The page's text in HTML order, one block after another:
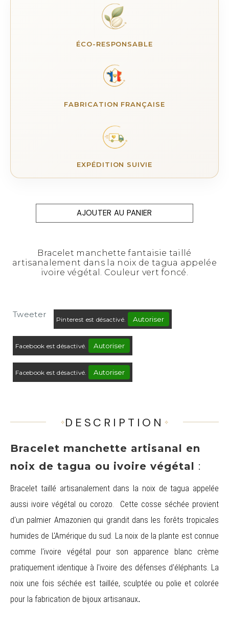
ÉCO-RESPONSABLE
FABRICATION FRANÇAISE
EXPÉDITION SUIVIE
AJOUTER AU PANIER
Bracelet manchette fantaisie taillé
artisanalement dans la noix de tagua appelée
ivoire végétal. Couleur vert foncé.
Tweeter
Pinterest est désactivé. Autoriser
Facebook est désactivé. Autoriser
Facebook est désactivé. Autoriser
DESCRIPTION
Bracelet manchette artisanal en
noix de tagua ou ivoire végétal :
Bracelet taillé artisanalement dans la noix de tagua appelée
aussi ivoire végétal ou corozo. Cette cosse séchée provient
d'un palmier Amazonien qui grandit dans les forêts tropicales
humides de L'Amérique du sud. La noix de la plante est connue
comme l'ivoire végétal pour son apparence blanc crème
pratiquement identique à l'ivoire des défenses d'éléphants. La
noix une fois séchée est taillée, sculptée ou polie et colorée
pour la fabrication de bijoux artisanaux.